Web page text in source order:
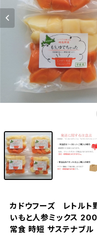
カドウフーズ レトルト
いもと人参ミックス
常食 時短 サステナブル